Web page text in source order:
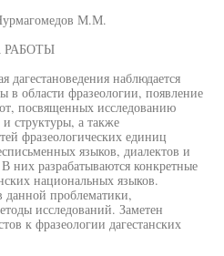
М.М.
дагестановедения наблюдается
в области фразеологии, появление
посвященных исследованию
структуры, а также
фразеологических единиц
языков, диалектов и
них разрабатываются конкретные
национальных языков.
данной проблематики,
исследований. Заметен
к фразеологии дагестанских